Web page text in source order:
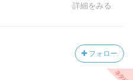
詳細をみる
フォロー